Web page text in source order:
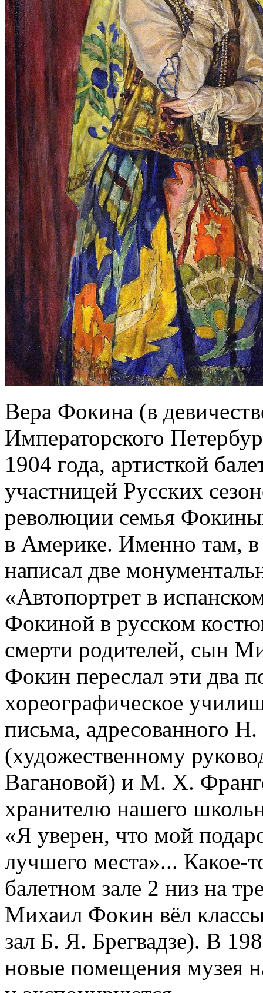
Вера Фокина (в
Императорского
1904 года, артисткой
участницей Русских
революции семья
в Америке. Именно там,
написал две
«Автопортрет в
Фокиной в русском
смерти родителей, сын
Фокин переслал эти два
хореографическое
письма, адресованного
(художественному
Вагановой) и М. Х.
хранителю нашего
«Я уверен, что мой
лучшего места»... Какое-
балетном зале 2 низ на
Михаил Фокин вёл
зал Б. Я. Брегвадзе). В
новые помещения музея